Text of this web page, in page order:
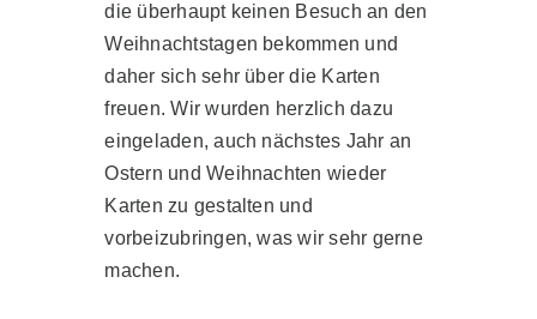
die überhaupt keinen Besuch an den
Weihnachtstagen bekommen und
daher sich sehr über die Karten
freuen. Wir wurden herzlich dazu
eingeladen, auch nächstes Jahr an
Ostern und Weihnachten wieder
Karten zu gestalten und
vorbeizubringen, was wir sehr gerne
machen.